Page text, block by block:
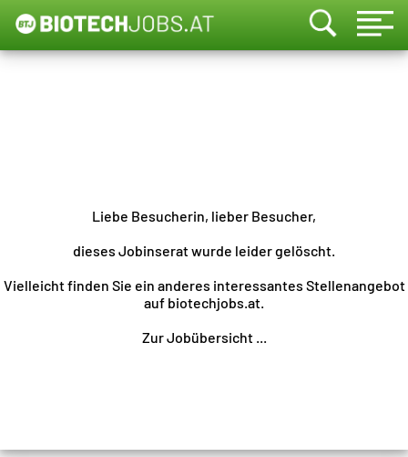
Liebe Besucherin, lieber Besucher,
dieses Jobinserat wurde leider gelöscht.
Vielleicht finden Sie ein anderes interessantes Stellenangebot
auf biotechjobs.at.
Zur Jobübersicht ...